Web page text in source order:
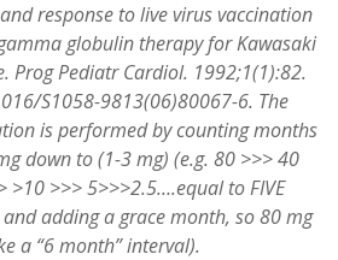
response to live virus vaccination
globulin therapy for Kawasaki
Prog Pediatr Cardiol. 1992;1(1):82.
S1058-9813(06)80067-6. The
is performed by counting months
down to (1-3 mg) (e.g. 80 >>> 40
>10 >>> 5>>>2.5….equal to FIVE
adding a grace month, so 80 mg
a “6 month” interval).